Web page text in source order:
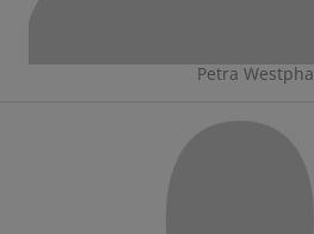
Petra